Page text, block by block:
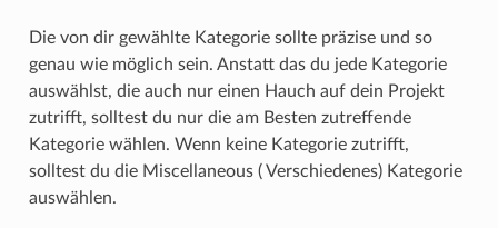
Die von dir gewählte Kategorie sollte präzise und so
genau wie möglich sein. Anstatt das du jede Kategorie
auswählst, die auch nur einen Hauch auf dein Projekt
zutrifft, solltest du nur die am Besten zutreffende
Kategorie wählen. Wenn keine Kategorie zutrifft,
solltest du die Miscellaneous ( Verschiedenes) Kategorie
auswählen.